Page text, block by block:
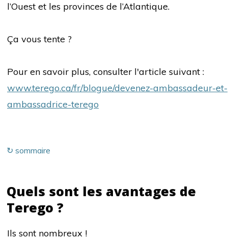
l’Ouest et les provinces de l’Atlantique.
Ça vous tente ?
Pour en savoir plus, consulter l'article suivant :
www.terego.ca/fr/blogue/devenez-ambassadeur-et-
ambassadrice-terego
↻ sommaire
Quels sont les avantages de
Terego ?
Ils sont nombreux !